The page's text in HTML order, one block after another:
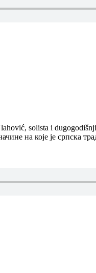
solista i
на које је српска